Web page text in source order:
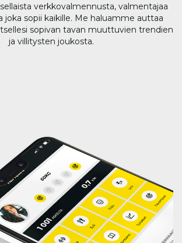
verkkovalmennusta, valmentajaa
joka sopii kaikille. Me haluamme auttaa
sopivan tavan muuttuvien trendien
ja villitysten joukosta.